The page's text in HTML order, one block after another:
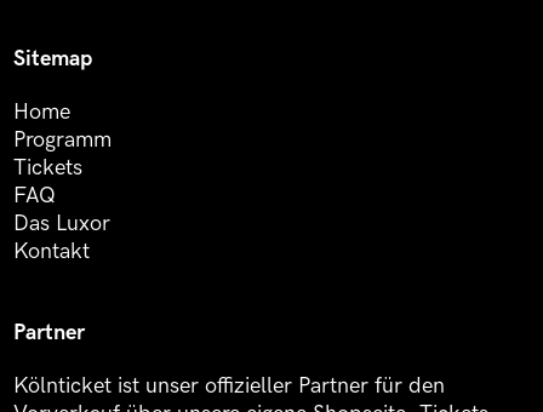
Sitemap
Home
Programm
Tickets
FAQ
Das Luxor
Kontakt
Partner
Kölnticket ist unser offizieller Partner für den